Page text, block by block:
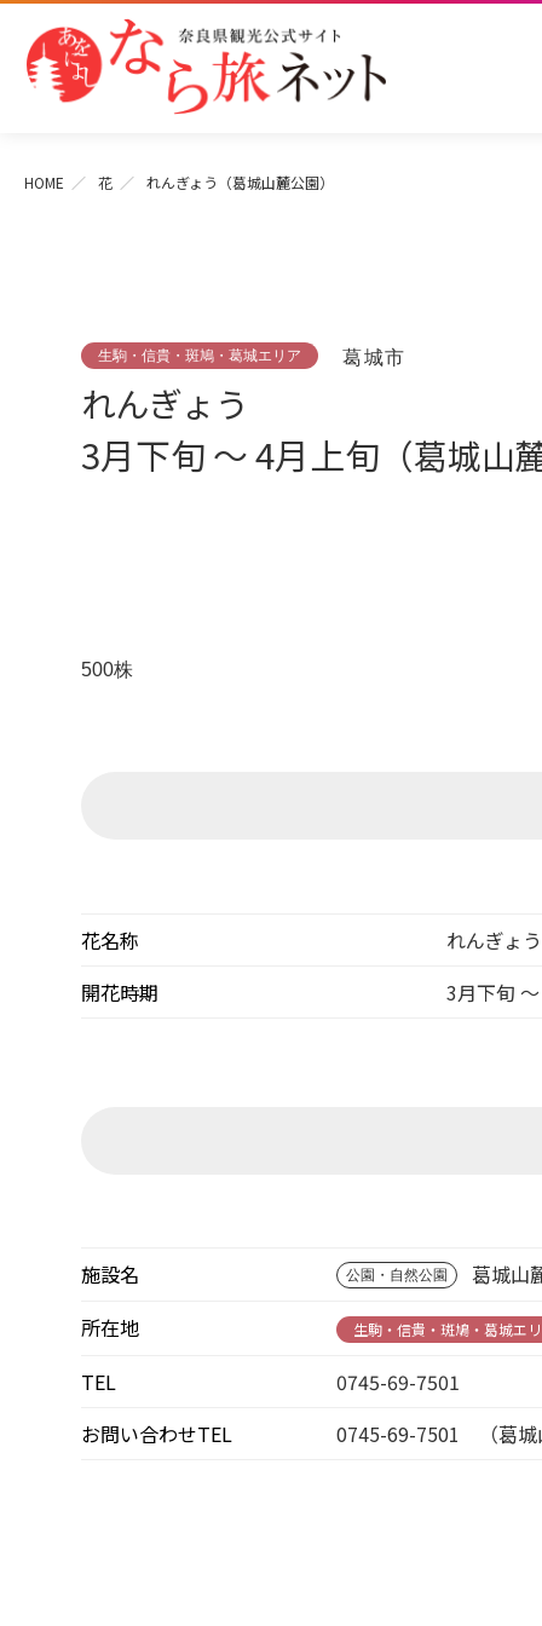
HOME 花 れんぎょう（葛城山麓公園）
生駒・信貴・斑鳩・葛城エリア 葛城市
れんぎょう
3月下旬 ～ 4月上旬 （葛城山
500株
花名称
れんぎょう
開花時期
3月下旬
施設名 公園・自然公園
葛城山
所在地
生駒・信貴・斑鳩・葛城エ
TEL
0745-69-7501
お問い合わせTEL
0745-69-7501 （葛城